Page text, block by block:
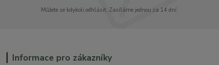
Můžete se kdykoli odhlásit. Zasíláme jednou za 14 dní.
Informace pro zákazníky